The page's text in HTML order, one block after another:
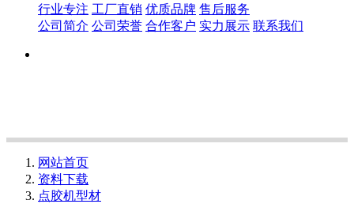
行业专注 工厂直销 优质品牌 售后服务
公司简介 公司荣誉 合作客户 实力展示 联系我们
网站首页
资料下载
点胶机型材